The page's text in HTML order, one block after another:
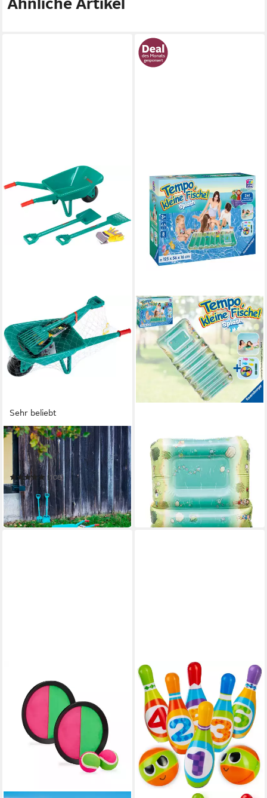
Ähnliche Artikel
Sehr beliebt
KLEIN
Kinder-Gartenset Bosch
Kinder-Gartenset
(108)
19,63 € UVP 30,99 €
-37%
in 2-3 Werktagen bei dir
HAPPY PEOPLE
Spiel Ravensburger Tempo
kleine Fische
ab 16,99 € UVP 25,99 €
nur diesen Monat
-35%
in 1-2 Werktagen bei dir